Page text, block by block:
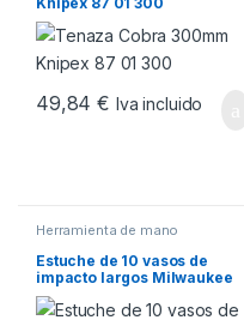
49,84€ Iva incluido
Herramienta de mano
Estuche de 10 vasos de
impacto largos Milwaukee
1/2 Shockwave